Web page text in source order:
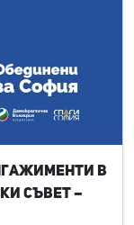
в
съвет –